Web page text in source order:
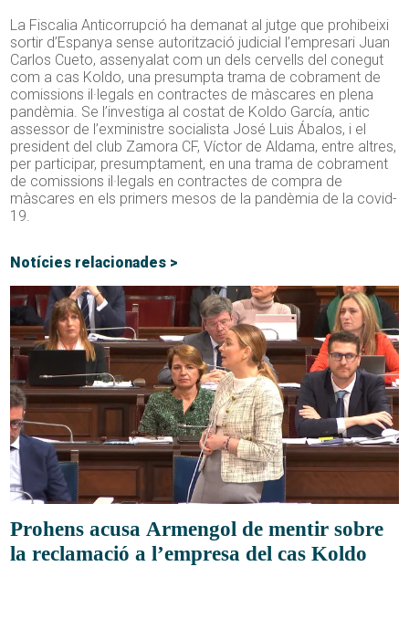
La Fiscalia Anticorrupció ha demanat al jutge que prohibeixi
sortir d’Espanya sense autorització judicial l’empresari Juan
Carlos Cueto, assenyalat com un dels cervells del conegut
com a cas Koldo, una presumpta trama de cobrament de
comissions il·legals en contractes de màscares en plena
pandèmia. Se l’investiga al costat de Koldo García, antic
assessor de l’exministre socialista José Luis Ábalos, i el
president del club Zamora CF, Víctor de Aldama, entre altres,
per participar, presumptament, en una trama de cobrament
de comissions il·legals en contractes de compra de
màscares en els primers mesos de la pandèmia de la covid-
19.
Notícies relacionades >
Prohens acusa Armengol de mentir sobre
la reclamació a l’empresa del cas Koldo